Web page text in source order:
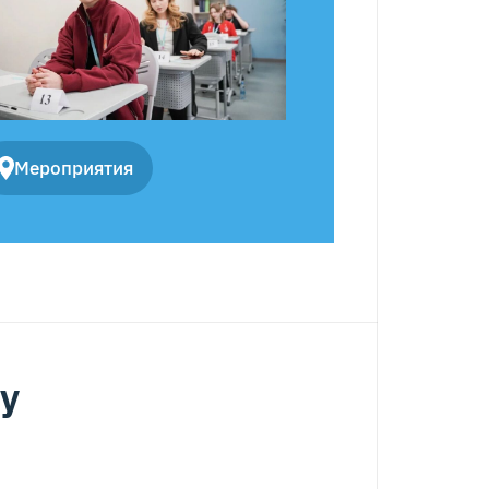
Мероприятия